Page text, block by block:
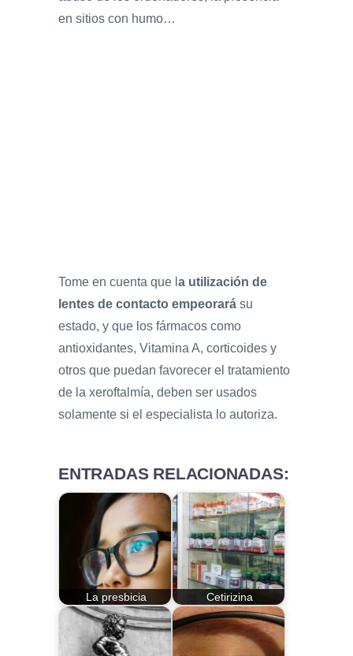
en sitios con humo…
Tome en cuenta que l a utilización de
lentes de contacto empeorará su
estado, y que los fármacos como
antioxidantes, Vitamina A, corticoides y
otros que puedan favorecer el tratamiento
de la xeroftalmía, deben ser usados
solamente si el especialista lo autoriza.
ENTRADAS RELACIONADAS:
La presbicia Cetirizina